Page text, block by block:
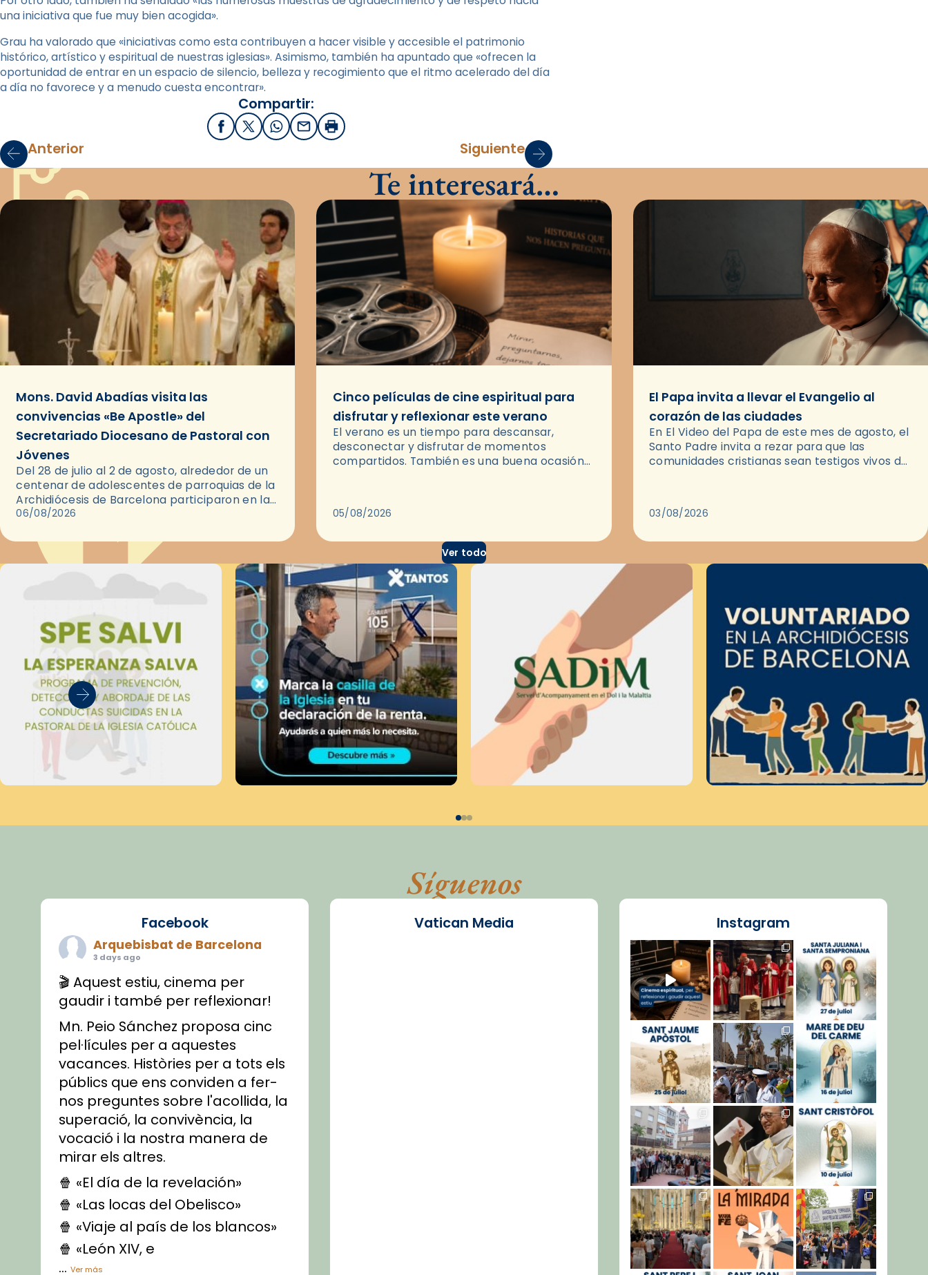
una iniciativa que fue muy bien acogida».
Grau ha valorado que «iniciativas como esta contribuyen a hacer visible y accesible el patrimonio
histórico, artístico y espiritual de nuestras iglesias». Asimismo, también ha apuntado que «ofrecen la
oportunidad de entrar en un espacio de silencio, belleza y recogimiento que el ritmo acelerado del día
a día no favorece y a menudo cuesta encontrar».
Compartir:
FacebookX / Twitter
WhatsApp
EmailImprimir
Anterior Siguiente
Te interesará…
Mons. David Abadías visita las
convivencias «Be Apostle» del
Secretariado Diocesano de Pastoral con
Jóvenes
Del 28 de julio al 2 de agosto, alrededor de un
centenar de adolescentes de parroquias de la
Archidiócesis de Barcelona participaron en las
convivencias Be Apostle, organizadas por el
06/08/2026
Cinco películas de cine espiritual para
disfrutar y reflexionar este verano
El verano es un tiempo para descansar,
desconectar y disfrutar de momentos
compartidos. También es una buena ocasión
05/08/2026
El Papa invita a llevar el Evangelio al
corazón de las ciudades
En El Video del Papa de este mes de agosto, el
Santo Padre invita a rezar para que las
comunidades cristianas sean testigos vivos del
03/08/2026
Ver todo
Síguenos
Facebook
Arquebisbat de Barcelona
3 days ago
🎬 Aquest estiu, cinema per
gaudir i també per reflexionar!
Mn. Peio Sánchez proposa cinc
pel·lícules per a aquestes
vacances. Històries per a tots els
públics que ens conviden a fer-
nos preguntes sobre l'acollida, la
superació, la convivència, la
vocació i la nostra manera de
mirar els altres.
🍿 «El día de la revelación»
🍿 «Las locas del Obelisco»
🍿 «Viaje al país de los blancos»
🍿 «León XIV, e
...Ver más
Vatican Media Instagram